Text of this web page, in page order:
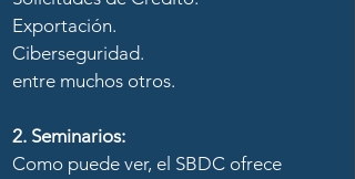
Exportación.
Ciberseguridad.
entre muchos otros.
2. Seminarios:
Como puede ver, el SBDC ofrece